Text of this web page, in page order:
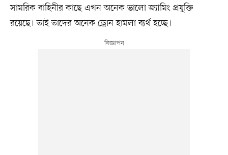
সামরিক বাহিনীর কাছে এখন অনেক ভালো জ্যামিং প্রযুক্তি
রয়েছে। তাই তাদের অনেক ড্রোন হামলা ব্যর্থ হচ্ছে।